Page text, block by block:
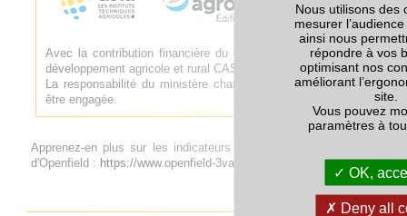
Avec la contribution financière du compte d'affectation spéciale
développement agricole et rural CASDAR.
La responsabilité du ministère chargé de l'agriculture ne saurait
être engagée.
Apprenez-en plus sur les indicateurs de biodiversité sur le site
d'Openfield : https://www.openfield-3va.com/biodiversite/
Nous utilisons des
mesurer
ainsi nous
répondre à vos
optimisant nos
améliorant
site.
Vous pouvez
paramètres à
OK,
Deny all